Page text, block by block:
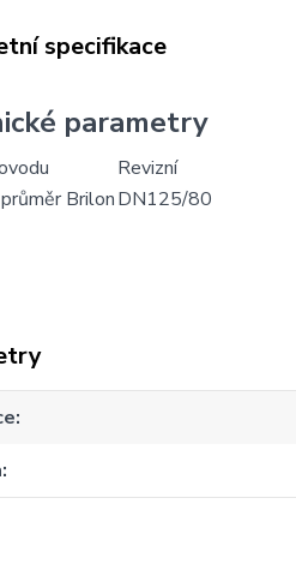
specifikace
parametry
Revizní
BrilonDN125/80